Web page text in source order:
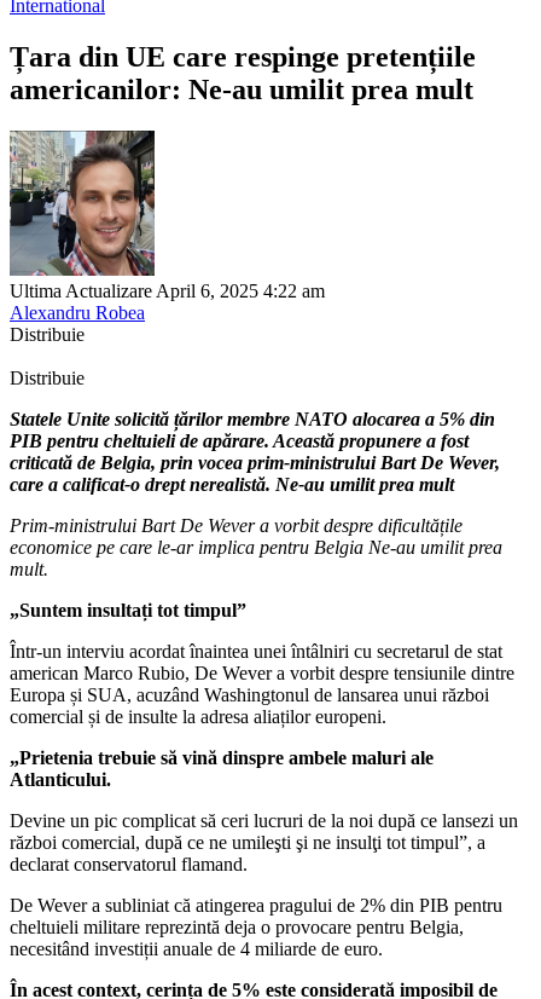
International
Țara din UE care respinge pretențiile
americanilor: Ne-au umilit prea mult
Ultima Actualizare April 6, 2025 4:22 am
Alexandru Robea
Distribuie
Distribuie
Statele Unite solicită țărilor membre NATO alocarea a 5% din
PIB pentru cheltuieli de apărare. Această propunere a fost
criticată de Belgia, prin vocea prim-ministrului Bart De Wever,
care a calificat-o drept nerealistă. Ne-au umilit prea mult
Prim-ministrului Bart De Wever a vorbit despre dificultățile
economice pe care le-ar implica pentru Belgia Ne-au umilit prea
mult.
„Suntem insultați tot timpul”
Într-un interviu acordat înaintea unei întâlniri cu secretarul de stat
american Marco Rubio, De Wever a vorbit despre tensiunile dintre
Europa și SUA, acuzând Washingtonul de lansarea unui război
comercial și de insulte la adresa aliaților europeni.
„Prietenia trebuie să vină dinspre ambele maluri ale
Atlanticului.
Devine un pic complicat să ceri lucruri de la noi după ce lansezi un
război comercial, după ce ne umileşti şi ne insulţi tot timpul”, a
declarat conservatorul flamand.
De Wever a subliniat că atingerea pragului de 2% din PIB pentru
cheltuieli militare reprezintă deja o provocare pentru Belgia,
necesitând investiții anuale de 4 miliarde de euro.
În acest context, cerința de 5% este considerată imposibil de